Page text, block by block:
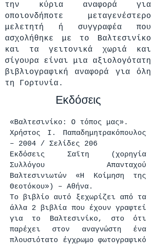
την κύρια αναφορά για
οποιονδήποτε μεταγενέστερο
μελετητή ή συγγραφέα που
ασχολήθηκε με το Βαλτεσινίκο
και τα γειτονικά χωριά και
σίγουρα είναι μια αξιολογότατη
βιβλιογραφική αναφορά για όλη
τη Γορτυνία.
Εκδόσεις
«Βαλτεσινίκο: Ο τόπος μας».
Χρήστος Ι. Παπαδημητρακόπουλος
– 2004 / Σελίδες 206
Εκδόσεις Σαϊτη (χορηγία
Συλλόγου Απανταχού
Βαλτεσινιωτών «Η Κοίμηση της
Θεοτόκου») – Αθήνα.
Το βιβλίο αυτό ξεχωρίζει από τα
άλλα 2 βιβλία που έχουν γραφτεί
για το Βαλτεσινίκο, στο ότι
παρέχει στον αναγνώστη ένα
πλουσιότατο έγχρωμο φωτογραφικό